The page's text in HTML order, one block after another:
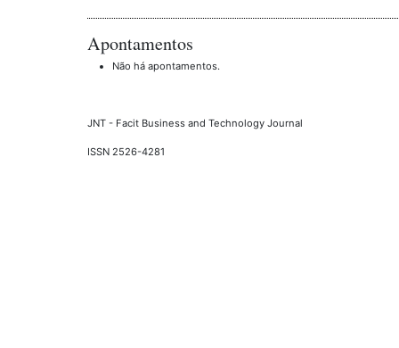
Apontamentos
Não há apontamentos.
JNT - Facit Business and Technology Journal
ISSN 2526-4281